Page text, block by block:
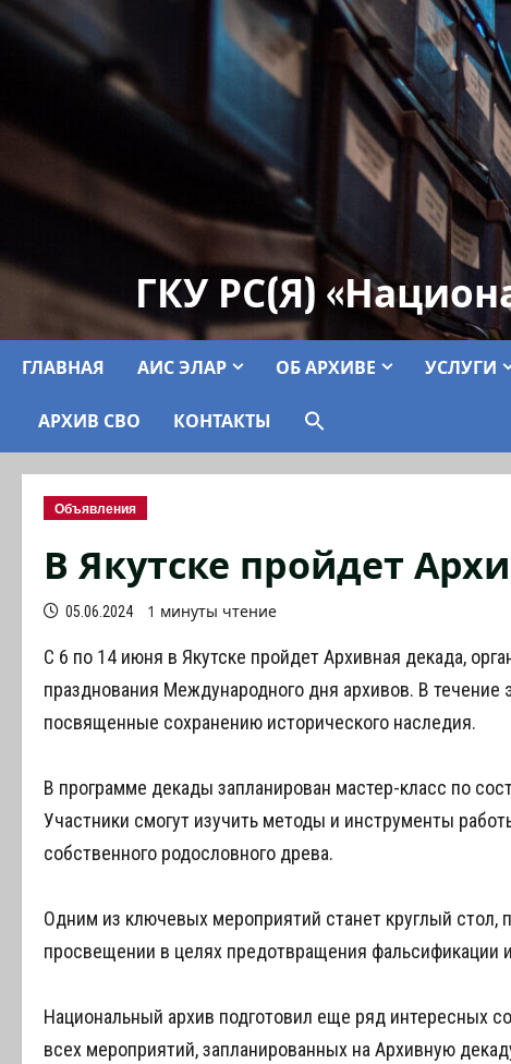
ГКУ РС(Я)
ГЛАВНАЯ АИС ЭЛАР ОБ АРХИВЕ УСЛУГИ
АРХИВ СВО КОНТАКТЫ
Объявления
В Якутске пройдет
05.06.2024 1 минуты чтение
С 6 по 14 июня в Якутске пройдет Архивная декада,
празднования Международного дня архивов. В
посвященные сохранению исторического наследия.
В программе декады запланирован мастер-класс по
Участники смогут изучить методы и инструменты
собственного родословного древа.
Одним из ключевых мероприятий станет круглый
просвещении в целях предотвращения фальсификации
Национальный архив подготовил еще ряд интересных
всех мероприятий, запланированных на Архивную